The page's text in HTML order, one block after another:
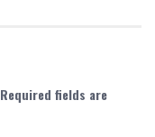
Required fields are